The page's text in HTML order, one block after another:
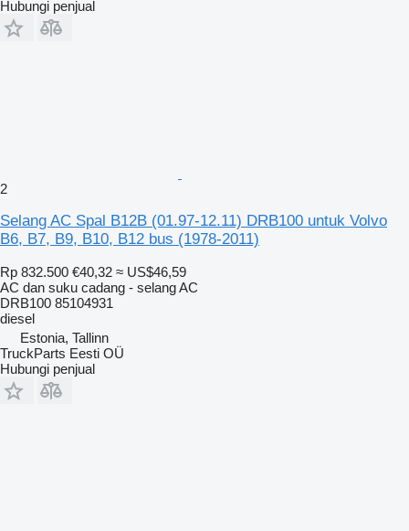
Hubungi penjual
2
Selang AC Spal B12B (01.97-12.11) DRB100 untuk Volvo
B6, B7, B9, B10, B12 bus (1978-2011)
Rp 832.500 €40,32 ≈ US$46,59
AC dan suku cadang - selang AC
DRB100 85104931
diesel
Estonia, Tallinn
TruckParts Eesti OÜ
Hubungi penjual